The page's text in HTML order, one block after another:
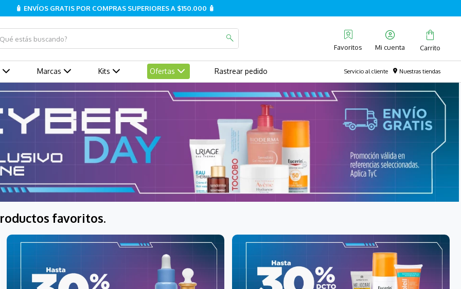
🧴 ENVÍOS GRATIS POR COMPRAS SUPERIORES A $150.000 🧴
estás buscando?
Favoritos
Marcas Kits Ofertas Rastrear pedido Servicio al cliente Nuestras tiendas
favoritos.